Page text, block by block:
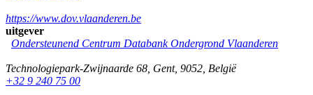
https://www.dov.vlaanderen.be
uitgever
Ondersteunend Centrum Databank Ondergrond Vlaanderen
Technologiepark-Zwijnaarde 68 Gent, 9052 België
+32 9 240 75 00